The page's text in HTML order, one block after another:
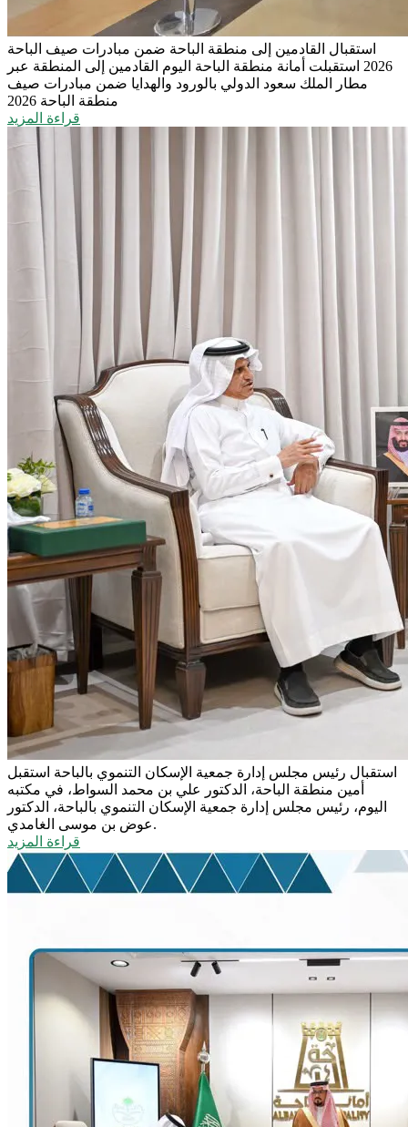
استقبال القادمين إلى منطقة الباحة ضمن مبادرات صيف الباحة
2026 استقبلت أمانة منطقة الباحة اليوم القادمين إلى المنطقة عبر
مطار الملك سعود الدولي بالورود والهدايا ضمن مبادرات صيف
منطقة الباحة 2026
قراءة المزيد
استقبال رئيس مجلس إدارة جمعية الإسكان التنموي بالباحة استقبل
أمين منطقة الباحة، الدكتور علي بن محمد السواط، في مكتبه
اليوم، رئيس مجلس إدارة جمعية الإسكان التنموي بالباحة، الدكتور
عوض بن موسى الغامدي.
قراءة المزيد